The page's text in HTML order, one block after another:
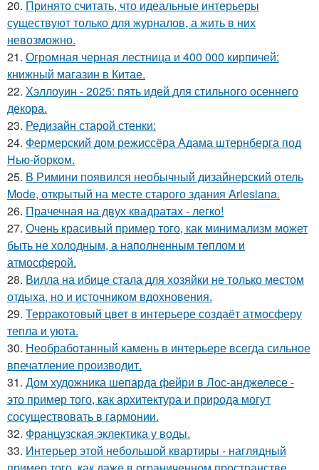
20. Принято считать, что идеальные интерьеры
существуют только для журналов, а жить в них
невозможно.
21. Огромная черная лестница и 400 000 кирпичей:
книжный магазин в Китае.
22. Хэллоуин - 2025: пять идей для стильного осеннего
декора.
23. Редизайн старой стенки:
24. Фермерский дом режиссёра Адама штернберга под
Нью-йорком.
25. В Римини появился необычный дизайнерский отель
Mode, открытый на месте старого здания Arlesiana.
26. Прачечная на двух квадратах - легко!
27. Очень красивый пример того, как минимализм может
быть не холодным, а наполненным теплом и
атмосферой.
28. Вилла на ибице стала для хозяйки не только местом
отдыха, но и источником вдохновения.
29. Терракотовый цвет в интерьере создаёт атмосферу
тепла и уюта.
30. Необработанный камень в интерьере всегда сильное
впечатление производит.
31. Дом художника шепарда фейри в Лос-анджелесе -
это пример того, как архитектура и природа могут
сосуществовать в гармонии.
32. Французская эклектика у воды.
33. Интерьер этой небольшой квартиры - наглядный